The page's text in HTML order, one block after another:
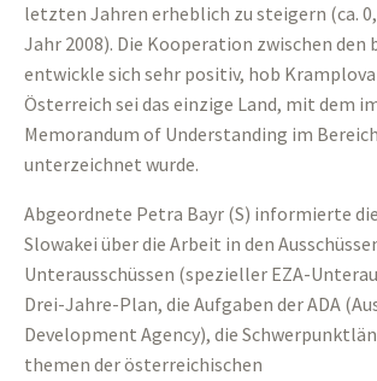
letzten Jahren erheblich zu steigern (ca.
Jahr 2008). Die Kooperation zwischen den
entwickle sich sehr positiv, hob
Österreich sei das einzige Land, mit dem
Memorandum of Understanding im
unterzeichnet wurde.
Abgeordnete Petra Bayr (S) informierte
Slowakei über die Arbeit in den
Unterausschüssen (spezieller EZA-
Drei-Jahre-Plan, die Aufgaben der ADA
Development Agency), die
themen der österreichischen